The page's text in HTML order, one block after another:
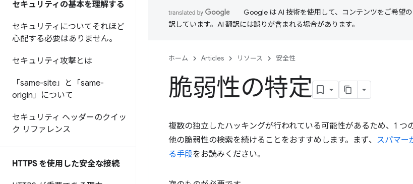
セキュリティの基本を理解する
セキュリティについてそれほど
心配する必要はありません。
セキュリティ攻撃とは
「same-site」と「same-
origin」について
セキュリティ ヘッダーのクイッ
ク リファレンス
HTTPS を使用した安全な接続
Google は AI 技術を使用して、コンテンツをご希望
訳しています。AI 翻訳には誤りが含まれる場合があります。
ホーム Articles リソース 安全性
脆弱性の特定
複数の独立したハッキングが行われている可能性があるため、1 つ
他の脆弱性の検索を続けることをおすすめします。まず、 スパマー
る手段をお読みください。